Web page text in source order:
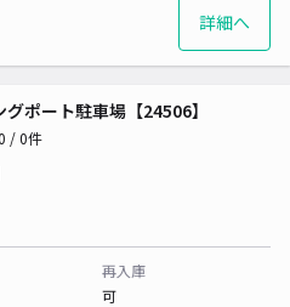
詳細へ
ポート駐車場【24506】
/ 0件
再入庫
可